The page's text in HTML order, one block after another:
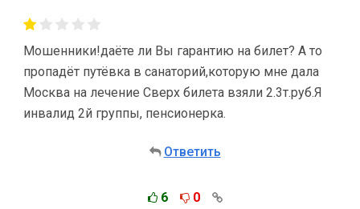
Мошенники!даёте ли Вы гарантию на билет? А то
пропадёт путёвка в санаторий,которую мне дала
Москва на лечение Сверх билета взяли 2.3т.руб.Я
инвалид 2й группы, пенсионерка.
Ответить
6 0